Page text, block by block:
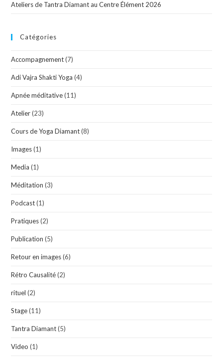
Ateliers de Tantra Diamant au Centre Élément 2026
Catégories
Accompagnement (7)
Adi Vajra Shakti Yoga (4)
Apnée méditative (11)
Atelier (23)
Cours de Yoga Diamant (8)
Images (1)
Media (1)
Méditation (3)
Podcast (1)
Pratiques (2)
Publication (5)
Retour en images (6)
Rétro Causalité (2)
rituel (2)
Stage (11)
Tantra Diamant (5)
Video (1)